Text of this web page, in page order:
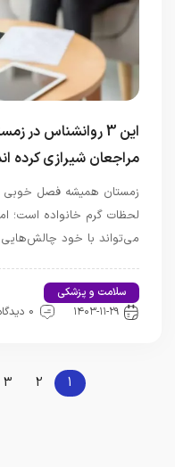
مراجعان شیرازی کرده
زمستان همیشه فصل خوبی
لحظات گرم خانواده است؛
می‌تواند با خود
سلامت و پزشکی
۱۴۰۳-۱۱-۲۹
0 دیدگاه
1
2
3